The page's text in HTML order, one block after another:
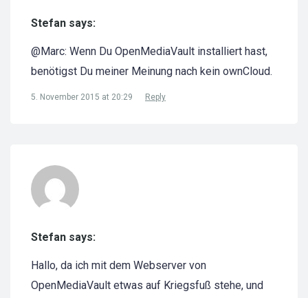
Stefan says:
@Marc: Wenn Du OpenMediaVault installiert hast,
benötigst Du meiner Meinung nach kein ownCloud.
5. November 2015 at 20:29 Reply
Stefan says:
Hallo, da ich mit dem Webserver von
OpenMediaVault etwas auf Kriegsfuß stehe, und